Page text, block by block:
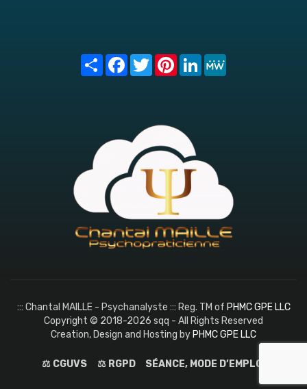
Share FacebookTwitterPinterest
LinkedIn
::: Chantal MAILLE - Psychanalyste ::: Reg. TM of PHMC GPE LLC
Copyright © 2018-2026 sqq - All Rights Reserved
Creation, Design and Hosting byPHMC GPE LLC
⚖️ CGUVS ⚖️ RGPD SÉANCE, MODE D’EMPLOI